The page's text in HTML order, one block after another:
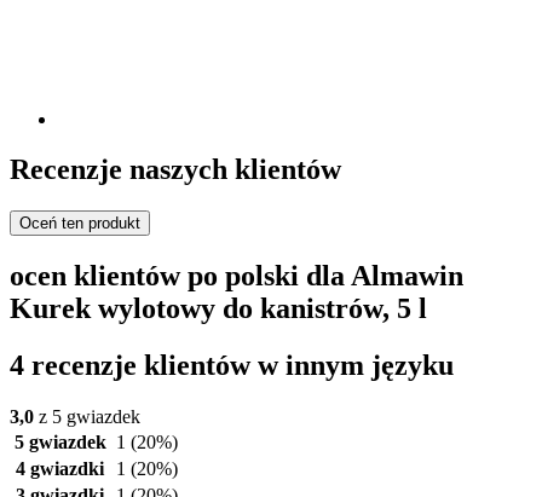
Recenzje naszych klientów
Oceń ten produkt
ocen klientów po polski dla Almawin
Kurek wylotowy do kanistrów, 5 l
4 recenzje klientów w innym języku
3,0 z 5 gwiazdek
5 gwiazdek 1 (20%)
4 gwiazdki
1 (20%)